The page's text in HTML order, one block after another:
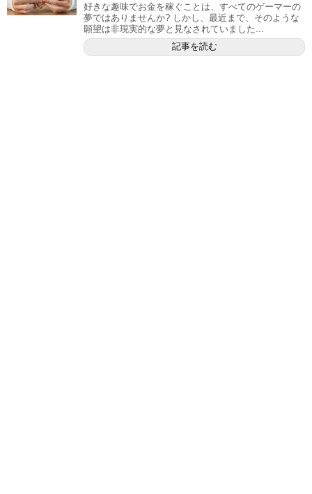
好きな趣味でお金を稼ぐことは、すべてのゲーマーの
夢ではありませんか? しかし、最近まで、そのような
願望は非現実的な夢と見なされていました...
記事を読む